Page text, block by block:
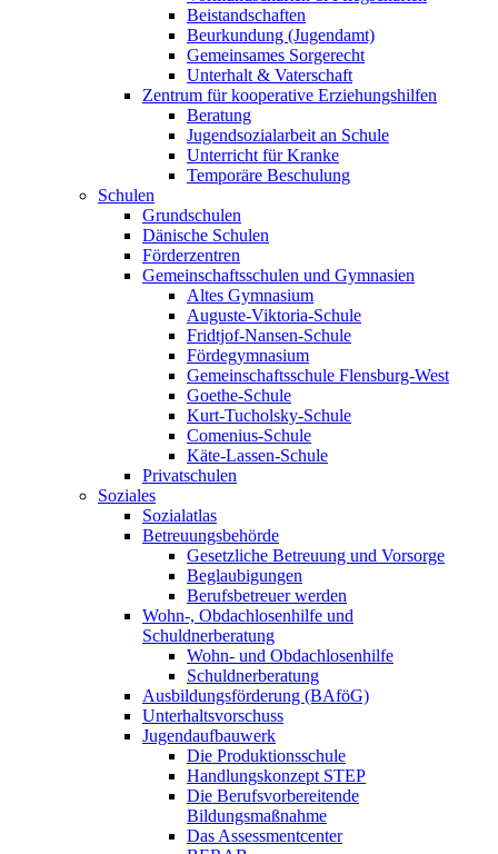
Beistandschaften
Beurkundung (Jugendamt)
Gemeinsames Sorgerecht
Unterhalt & Vaterschaft
Zentrum für kooperative Erziehungshilfen
Beratung
Jugendsozialarbeit an Schule
Unterricht für Kranke
Temporäre Beschulung
Schulen
Grundschulen
Dänische Schulen
Förderzentren
Gemeinschaftsschulen und Gymnasien
Altes Gymnasium
Auguste-Viktoria-Schule
Fridtjof-Nansen-Schule
Fördegymnasium
Gemeinschaftsschule Flensburg-West
Goethe-Schule
Kurt-Tucholsky-Schule
Comenius-Schule
Käte-Lassen-Schule
Privatschulen
Soziales
Sozialatlas
Betreuungsbehörde
Gesetzliche Betreuung und Vorsorge
Beglaubigungen
Berufsbetreuer werden
Wohn-, Obdachlosenhilfe und
Schuldnerberatung
Wohn- und Obdachlosenhilfe
Schuldnerberatung
Ausbildungsförderung (BAföG)
Unterhaltsvorschuss
Jugendaufbauwerk
Die Produktionsschule
Handlungskonzept STEP
Die Berufsvorbereitende
Bildungsmaßnahme
Das Assessmentcenter